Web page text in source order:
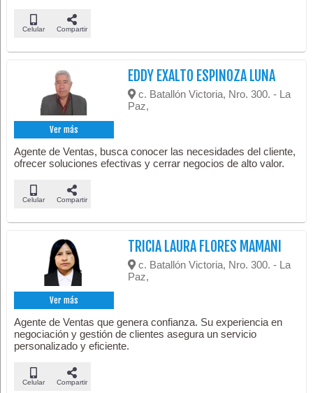
Celular Compartir
Ver más
EDDY EXALTO ESPINOZA LUNA
c. Batallón Victoria, Nro. 300. - La
Paz,
Agente de Ventas, busca conocer las necesidades del cliente,
ofrecer soluciones efectivas y cerrar negocios de alto valor.
Celular Compartir
Ver más
TRICIA LAURA FLORES MAMANI
c. Batallón Victoria, Nro. 300. - La
Paz,
Agente de Ventas que genera confianza. Su experiencia en
negociación y gestión de clientes asegura un servicio
personalizado y eficiente.
Celular Compartir